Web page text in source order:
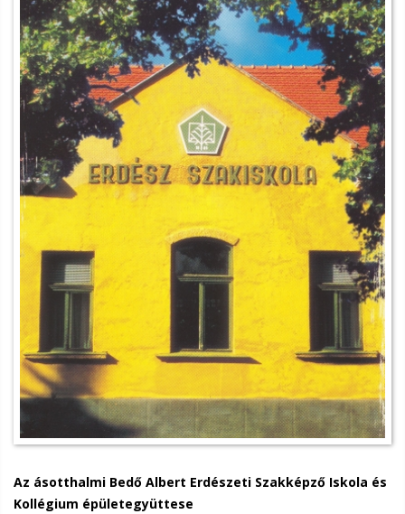
Az ásotthalmi Bedő Albert Erdészeti Szakképző Iskola és
Kollégium épületegyüttese